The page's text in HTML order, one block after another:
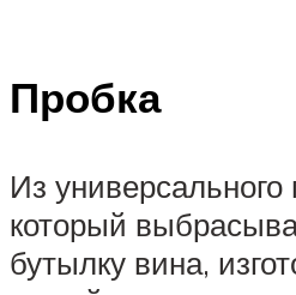
Пробка
Из универсального
который
бутылку вина,